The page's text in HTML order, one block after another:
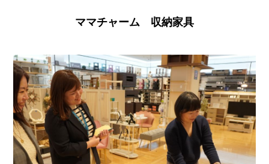
ママチャーム 収納家具